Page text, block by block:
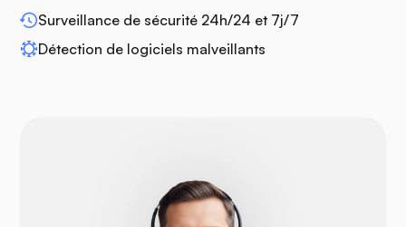
WP-extendify
Surveillance de sécurité 24h/24 et 7j/7
Détection de logiciels malveillants